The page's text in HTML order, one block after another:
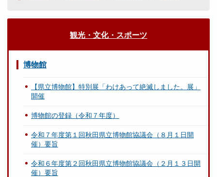
観光・文化・スポーツ
博物館
【県立博物館】特別展「わけあって絶滅しました。展」
開催
博物館の登録（令和７年度）
令和７年度第１回秋田県立博物館協議会（８月１日開
催）要旨
令和６年度第２回秋田県立博物館協議会（２月１３日開
催）要旨